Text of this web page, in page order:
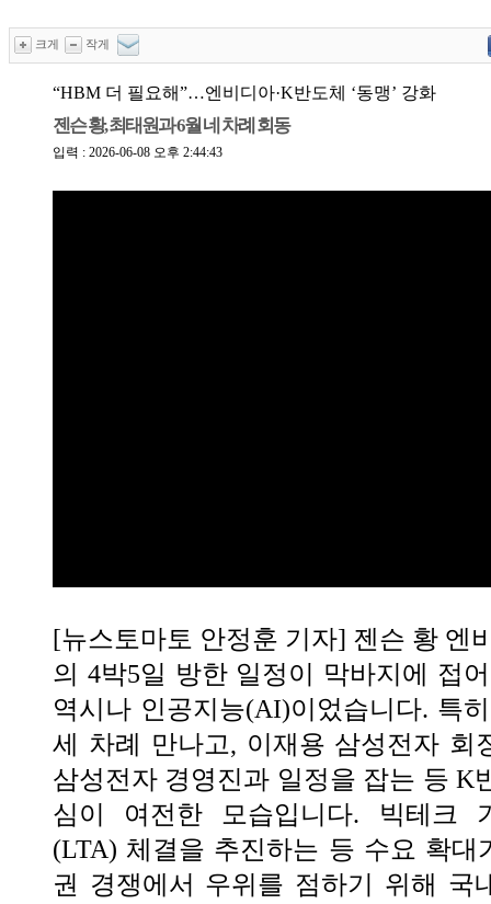
크게 작게
“HBM 더 필요해”…엔비디아·K반도체 ‘동맹’ 강화
젠슨 황, 최태원과 6월 네 차례 회동
입력 : 2026-06-08 오후 2:44:43
[뉴스토마토 안정훈 기자] 젠슨 황 엔
의 4박5일 방한 일정이 막바지에 접
역시나 인공지능(AI)이었습니다. 특
세 차례 만나고, 이재용 삼성전자 회
삼성전자 경영진과 일정을 잡는 등 K
심이 여전한 모습입니다. 빅테크
(LTA) 체결을 추진하는 등 수요 확
권 경쟁에서 우위를 점하기 위해 국